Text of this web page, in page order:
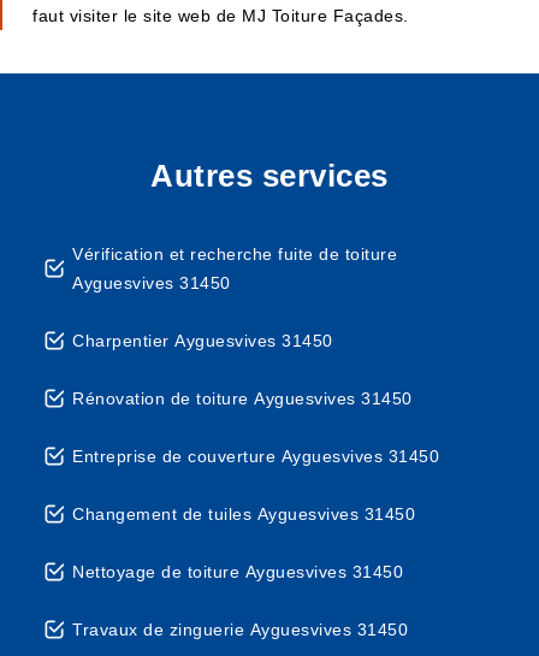
faut visiter le site web de MJ Toiture Façades.
Autres services
Vérification et recherche fuite de toiture
Ayguesvives 31450
Charpentier Ayguesvives 31450
Rénovation de toiture Ayguesvives 31450
Entreprise de couverture Ayguesvives 31450
Changement de tuiles Ayguesvives 31450
Nettoyage de toiture Ayguesvives 31450
Travaux de zinguerie Ayguesvives 31450